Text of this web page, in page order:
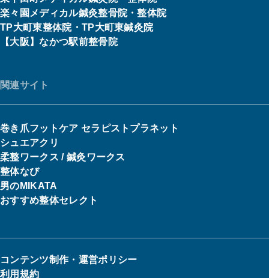
楽々園メディカル鍼灸整骨院・整体院
TP大町東整体院・TP大町東鍼灸院
【大阪】なかつ駅前整骨院
関連サイト
巻き爪フットケア セラピストプラネット
シュエアクリ
柔整ワークス / 鍼灸ワークス
整体なび
男のMIKATA
おすすめ整体セレクト
コンテンツ制作・運営ポリシー
利用規約